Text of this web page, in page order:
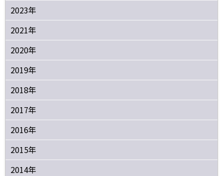
2023年
2021年
2020年
2019年
2018年
2017年
2016年
2015年
2014年